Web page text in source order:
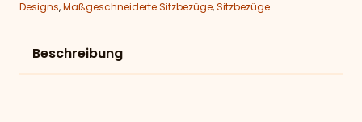
Designs,Maßgeschneiderte Sitzbezüge,Sitzbezüge
Beschreibung